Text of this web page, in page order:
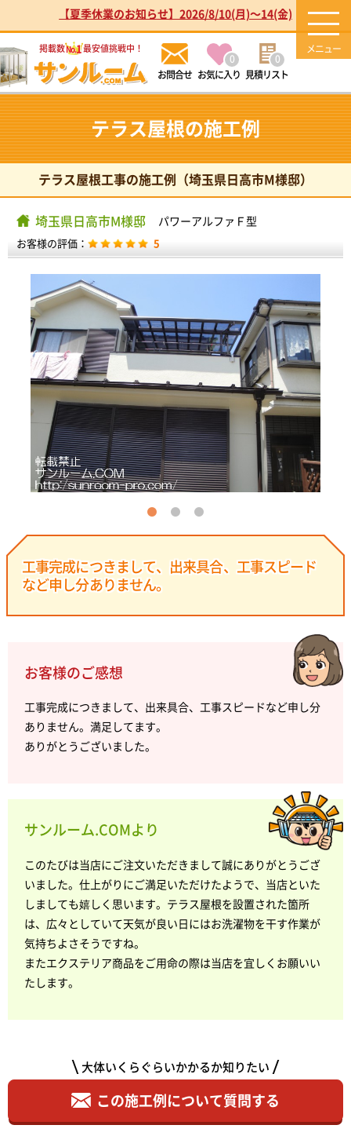
【夏季休業のお知らせ】2026/8/10(月)～14(金)
掲載数No.1最安値挑戦中！
お気に入り
0
見積リスト
0
テラス屋根の施工例
テラス屋根工事の施工例（埼玉県日高市M様邸）
埼玉県日高市M様邸 パワーアルファＦ型
お客様の評価： 5
工事完成につきまして、出来具合、工事スピード
など申し分ありません。
お客様のご感想
工事完成につきまして、出来具合、工事スピードなど申し分
ありません。満足してます。
ありがとうございました。
サンルーム.COMより
このたびは当店にご注文いただきまして誠にありがとうござ
いました。仕上がりにご満足いただけたようで、当店といた
しましても嬉しく思います。テラス屋根を設置された箇所
は、広々としていて天気が良い日にはお洗濯物を干す作業が
気持ちよさそうですね。
またエクステリア商品をご用命の際は当店を宜しくお願いい
たします。
大体いくらぐらいかかるか知りたい
この施工例について質問する